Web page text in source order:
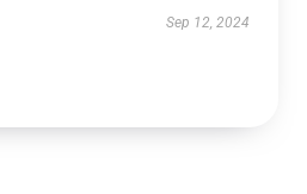
Sep 12, 2024